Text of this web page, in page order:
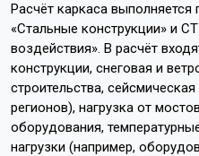
Расчёт каркаса
«Стальные конструкции» и
воздействия». В расчёт
конструкции, снеговая и
строительства,
регионов), нагрузка от
оборудования,
нагрузки (например,